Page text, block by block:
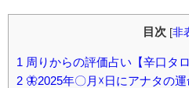
目次 [非
1 周りからの評価占い【辛口タ
2 🦋2025年〇月☓日にアナタの